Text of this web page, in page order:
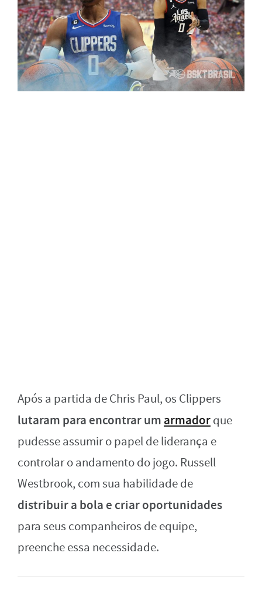
Após a partida de Chris Paul, os Clippers
lutaram para encontrar um armadorque
pudesse assumir o papel de liderança e
controlar o andamento do jogo. Russell
Westbrook, com sua habilidade de
distribuir a bola e criar oportunidades
para seus companheiros de equipe,
preenche essa necessidade.